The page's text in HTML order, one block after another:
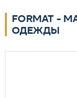
FORMAT -
ОДЕЖДЫ